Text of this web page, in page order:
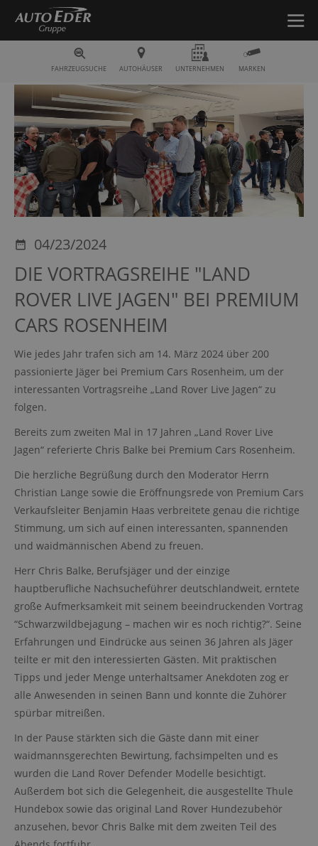
Fahrzeugsuche
FAHRZEUGSUCHE AUTOHÄUSER UNTERNEHMEN MARKEN
04/23/2024
DIE VORTRAGSREIHE "LAND
ROVER LIVE JAGEN" BEI PREMIUM
CARS ROSENHEIM
Wie jedes Jahr trafen sich am 14. März 2024 über 200
passionierte Jäger bei Premium Cars Rosenheim, um der
interessanten Vortragsreihe „Land Rover Live Jagen“ zu
folgen.
Bereits zum zweiten Mal in 17 Jahren „Land Rover Live
Jagen“ referierte Chris Balke bei Premium Cars Rosenheim.
Die herzliche Begrüßung durch den Moderator Herrn
Christian Lange sowie die Eröffnungsrede von Premium Cars
Verkaufsleiter Benjamin Haas verbreitete genau die richtige
Stimmung, um sich auf einen interessanten, spannenden
und waidmännischen Abend zu freuen.
Herr Chris Balke, Berufsjäger und der einzige
hauptberufliche Nachsucheführer deutschlandweit, erntete
große Aufmerksamkeit mit seinem beeindruckenden Vortrag
“Schwarzwildbejagung – machen wir es noch richtig?“. Seine
Erfahrungen und Eindrücke aus seinen 36 Jahren als Jäger
teilte er mit den interessierten Gästen. Mit praktischen
Tipps und jeder Menge unterhaltsamer Anekdoten zog er
alle Anwesenden in seinen Bann und konnte die Zuhörer
spürbar mitreißen.
In der Pause stärkten sich die Gäste dann mit einer
waidmannsgerechten Bewirtung, fachsimpelten und es
wurden die Land Rover Defender Modelle besichtigt.
Außerdem bot sich die Gelegenheit, die ausgestellte Thule
Hundebox sowie das original Land Rover Hundezubehör
anzusehen, bevor Chris Balke mit dem zweiten Teil des